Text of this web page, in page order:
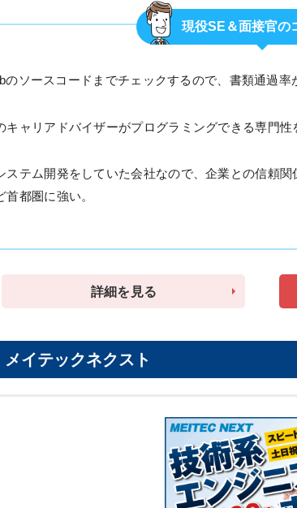
現役SE＆面接官の
のソースコードまでチェックするので、書類通過率
キャリアドバイザーがプログラミングできる専門性
ステム開発をしていた会社なので、企業との信頼
首都圏に強い。
詳細を見る
メイテックネクスト